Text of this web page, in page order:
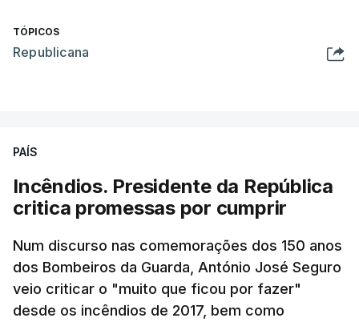
TÓPICOS
Republicana
PAÍS
Incêndios. Presidente da República
critica promessas por cumprir
Num discurso nas comemorações dos 150 anos
dos Bombeiros da Guarda, António José Seguro
veio criticar o "muito que ficou por fazer"
desde os incêndios de 2017, bem como